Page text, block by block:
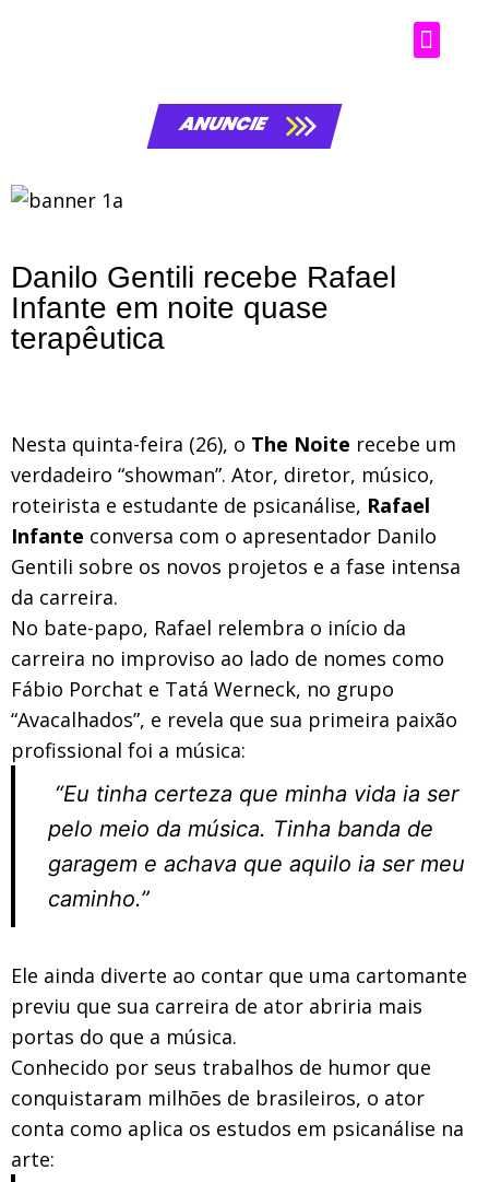
ANUNCIE
Danilo Gentili recebe Rafael
Infante em noite quase
terapêutica
Nesta quinta-feira (26), o The Noite recebe um
verdadeiro “showman”. Ator, diretor, músico,
roteirista e estudante de psicanálise, Rafael
Infante conversa com o apresentador Danilo
Gentili sobre os novos projetos e a fase intensa
da carreira.
No bate-papo, Rafael relembra o início da
carreira no improviso ao lado de nomes como
Fábio Porchat e Tatá Werneck, no grupo
“Avacalhados”, e revela que sua primeira paixão
profissional foi a música:
“Eu tinha certeza que minha vida ia ser
pelo meio da música. Tinha banda de
garagem e achava que aquilo ia ser meu
caminho.”
Ele ainda diverte ao contar que uma cartomante
previu que sua carreira de ator abriria mais
portas do que a música.
Conhecido por seus trabalhos de humor que
conquistaram milhões de brasileiros, o ator
conta como aplica os estudos em psicanálise na
arte: